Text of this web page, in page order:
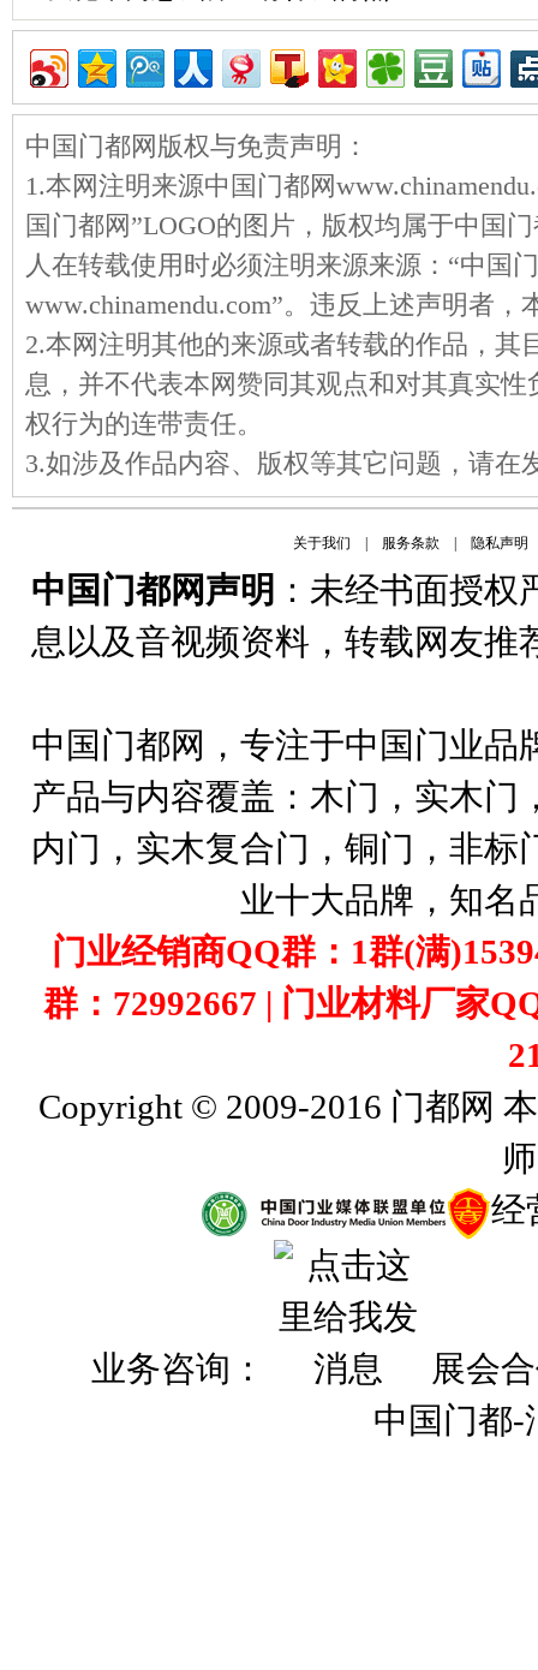
中国门都网版权与免责声明：
1.本网注明来源中国门都网
国门都网”LOGO的图片，版权均属于中国
人在转载使用时必须注明来源来源：“中国
www.chinamendu.com”。违反上述声明者
2.本网注明其他的来源或者转载的作品，其
息，并不代表本网赞同其观点和对其真实
权行为的连带责任。
3.如涉及作品内容、版权等其它问题，请在
关于我们 服务条款 隐私声明
中国门都网声明 ：未经书面授
息以及音视频资料，转载网友
中国门都网，专注于中国门业
产品与内容覆盖：木门，实木
内门，实木复合门，铜门，非
业十大品牌，知名
门业经销商QQ群：1群(满
群：72992667 | 门业材料厂家
Copyright © 2009-2016 门都网
经
业务咨询：
展会
中国门都-